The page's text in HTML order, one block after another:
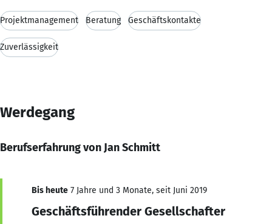
Projektmanagement Beratung Geschäftskontakte
Zuverlässigkeit
Werdegang
Berufserfahrung von Jan Schmitt
Bis heute 7 Jahre und 3 Monate, seit Juni 2019
Geschäftsführender Gesellschafter